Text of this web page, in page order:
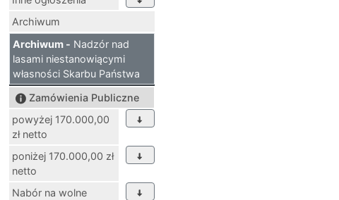
Archiwum
Archiwum - Nadzór nad
lasami niestanowiącymi
własności Skarbu Państwa
Zamówienia Publiczne
powyżej 170.000,00
zł netto
poniżej 170.000,00 zł
netto
Nabór na wolne